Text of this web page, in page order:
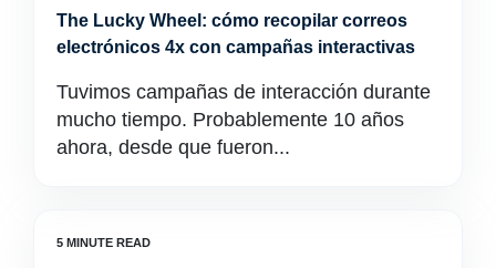
The Lucky Wheel: cómo recopilar correos
electrónicos 4x con campañas interactivas
Tuvimos campañas de interacción durante
mucho tiempo. Probablemente 10 años
ahora, desde que fueron...